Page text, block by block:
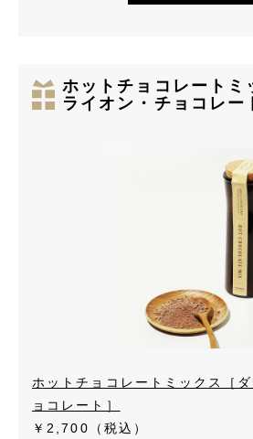
ホットチョコレートミ
ライオン・チョコレー
ホットチョコレートミックス［
ョコレート］
￥2,700（税込）